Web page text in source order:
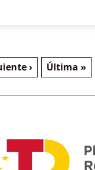
página
› Última
Última »